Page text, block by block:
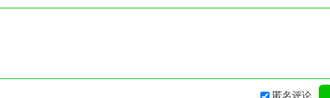
匿名评论